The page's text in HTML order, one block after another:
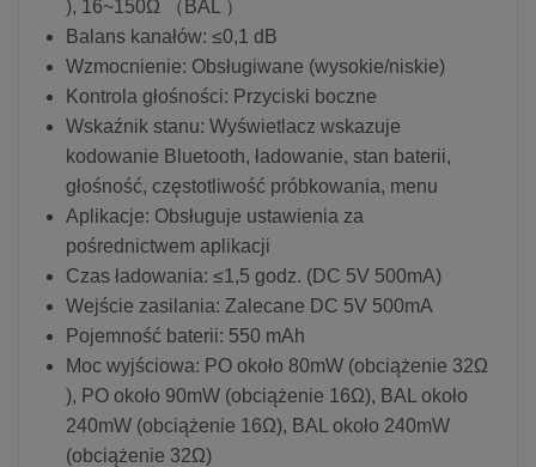
), 16~150Ω （BAL ）
Balans kanałów: ≤0,1 dB
Wzmocnienie: Obsługiwane (wysokie/niskie)
Kontrola głośności: Przyciski boczne
Wskaźnik stanu: Wyświetlacz wskazuje
kodowanie Bluetooth, ładowanie, stan baterii,
głośność, częstotliwość próbkowania, menu
Aplikacje: Obsługuje ustawienia za
pośrednictwem aplikacji
Czas ładowania: ≤1,5 godz. (DC 5V 500mA)
Wejście zasilania: Zalecane DC 5V 500mA
Pojemność baterii: 550 mAh
Moc wyjściowa: PO około 80mW (obciążenie 32Ω
), PO około 90mW (obciążenie 16Ω), BAL około
240mW (obciążenie 16Ω), BAL około 240mW
(obciążenie 32Ω)